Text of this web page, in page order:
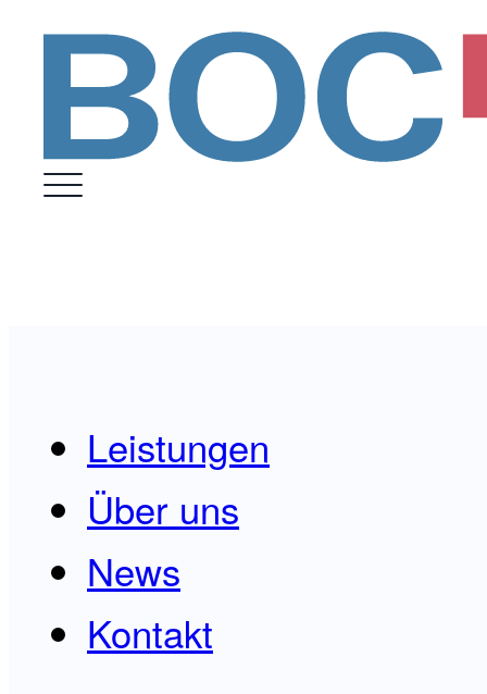
Leistungen
Über uns
News
Kontakt